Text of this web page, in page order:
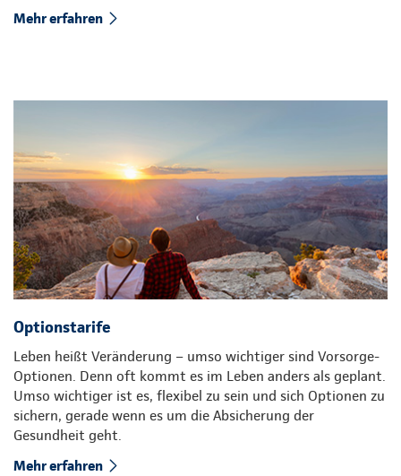
Mehr erfahren
Optionstarife
Leben heißt Veränderung – umso wichtiger sind Vorsorge-
Optionen. Denn oft kommt es im Leben anders als geplant.
Umso wichtiger ist es, flexibel zu sein und sich Optionen zu
sichern, gerade wenn es um die Absicherung der
Gesundheit geht.
Mehr erfahren